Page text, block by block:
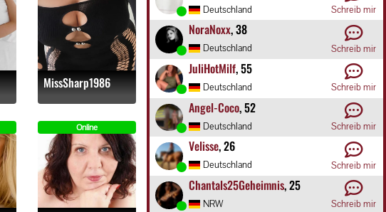
MissSharp1986
Online
Deutschland Schreib mir
NoraNoxx, 38
Deutschland Schreib mir
JuliHotMilf, 55
Deutschland Schreib mir
Angel-Coco, 52
Deutschland Schreib mir
Velisse, 26
Deutschland Schreib mir
Chantals25Geheimnis, 25
NRW Schreib mir